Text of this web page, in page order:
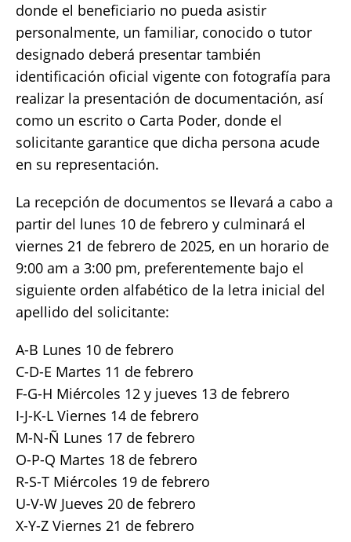
donde el beneficiario no pueda asistir
personalmente, un familiar, conocido o tutor
designado deberá presentar también
identificación oficial vigente con fotografía para
realizar la presentación de documentación, así
como un escrito o Carta Poder, donde el
solicitante garantice que dicha persona acude
en su representación.
La recepción de documentos se llevará a cabo a
partir del lunes 10 de febrero y culminará el
viernes 21 de febrero de 2025, en un horario de
9:00 am a 3:00 pm, preferentemente bajo el
siguiente orden alfabético de la letra inicial del
apellido del solicitante:
A-B Lunes 10 de febrero
C-D-E Martes 11 de febrero
F-G-H Miércoles 12 y jueves 13 de febrero
I-J-K-L Viernes 14 de febrero
M-N-Ñ Lunes 17 de febrero
O-P-Q Martes 18 de febrero
R-S-T Miércoles 19 de febrero
U-V-W Jueves 20 de febrero
X-Y-Z Viernes 21 de febrero